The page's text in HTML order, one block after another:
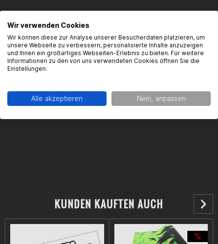
Produktsicherheit
Kontaktinformationen des Herstellers:
Gearparts GmbH
65719 Hofheim am Taunus
KUNDEN KAUFTEN AUCH
Wir verwenden Cookies
Wir können diese zur Analyse unserer Besucherdaten platzieren, um
unsere Webseite zu verbessern, personalisierte Inhalte anzuzeigen
und Ihnen ein großartiges Webseiten-Erlebnis zu bieten. Für weitere
Informationen zu den von uns verwendeten Cookies öffnen Sie die
Einstellungen.
Alle akzeptieren Nein, anpassen